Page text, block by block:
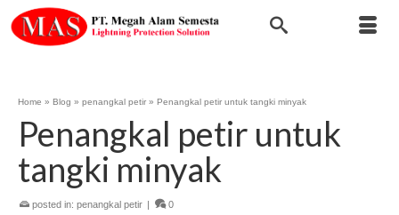
Home » Blog » penangkal petir » Penangkal petir untuk tangki minyak
Penangkal petir untuk
tangki minyak
posted in: penangkal petir | 0